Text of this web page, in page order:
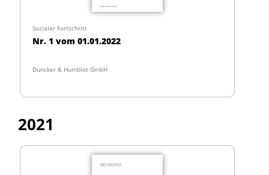
Sozialer Fortschritt
Nr. 1 vom 01.01.2022
Duncker & Humblot GmbH
2021